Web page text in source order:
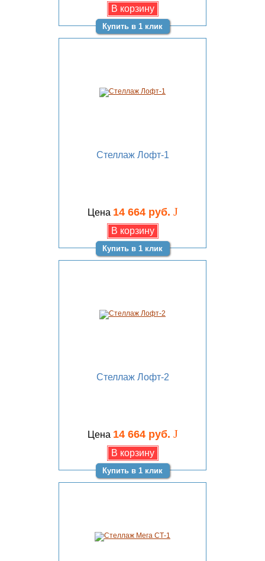
Купить в 1 клик
Стеллаж Лофт-1
Цена 14 664 руб. J
Купить в 1 клик
Стеллаж Лофт-2
Цена 14 664 руб. J
Купить в 1 клик